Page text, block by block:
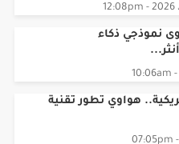
نموذجي ذكاء
هواوي تطور تقنية